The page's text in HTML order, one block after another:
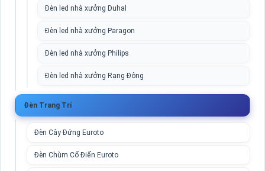
Đèn led nhà xưởng Duhal
Đèn led nhà xưởng Paragon
Đèn led nhà xưởng Philips
Đèn led nhà xưởng Rạng Đông
Đèn Trang Trí
Đèn Cây Đứng Euroto
Đèn Chùm Cổ Điển Euroto